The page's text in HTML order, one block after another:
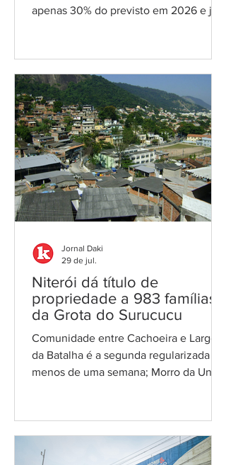
apenas 30% do previsto em 2026 e já
no teto de 14% Por Cláudio Figueiras
Sede prefeitura/Foto: reprodução Os
números do Relatório Resumido de
Execução Orçamentária (RREO) do 3º
bimestre de 2026 escancaram a grave
crise financeira do Instituto de
Previdência do Município de São
Gonçalo (SG-Previ). A arrecadação de
contribuiçõe
Niterói dá título de
propriedade a 983 famílias
da Grota do Surucucu
Comunidade entre Cachoeira e Largo
da Batalha é a segunda regularizada em
menos de uma semana; Morro da União
Niterói/Foto: Reprodução Facebook A
Prefeitura de Niterói publicou, no Diário
Oficial desta quarta-feira (29), o Decreto
Jornal Daki
29 de jul.